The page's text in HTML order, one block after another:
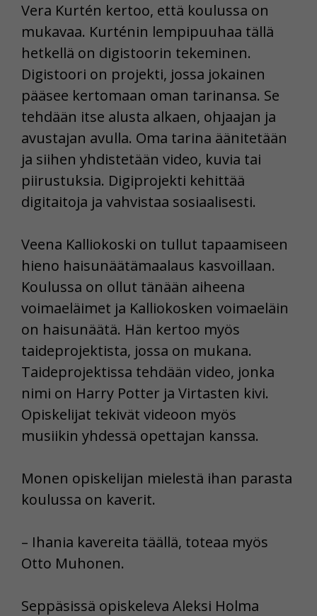
Vera Kurtén kertoo, että koulussa on
mukavaa. Kurténin lempipuuhaa tällä
hetkellä on digistoorin tekeminen.
Digistoori on projekti, jossa jokainen
pääsee kertomaan oman tarinansa. Se
tehdään itse alusta alkaen, ohjaajan ja
avustajan avulla. Oma tarina äänitetään
ja siihen yhdistetään video, kuvia tai
piirustuksia. Digiprojekti kehittää
digitaitoja ja vahvistaa sosiaalisesti.
Veena Kalliokoski on tullut tapaamiseen
hieno haisunäätämaalaus kasvoillaan.
Koulussa on ollut tänään aiheena
voimaeläimet ja Kalliokosken voimaeläin
on haisunäätä. Hän kertoo myös
taideprojektista, jossa on mukana.
Taideprojektissa tehdään video, jonka
nimi on Harry Potter ja Virtasten kivi.
Opiskelijat tekivät videoon myös
musiikin yhdessä opettajan kanssa.
Monen opiskelijan mielestä ihan parasta
koulussa on kaverit.
– Ihania kavereita täällä, toteaa myös
Otto Muhonen.
Seppäsissä opiskeleva Aleksi Holma